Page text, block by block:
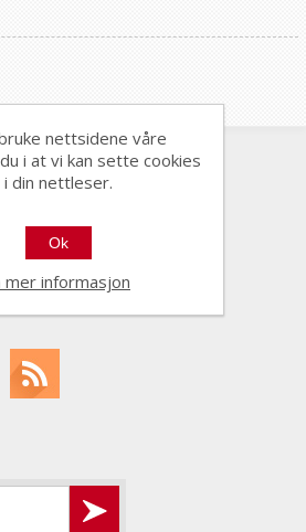
nettsidene våre
i at vi kan sette cookies
i din nettleser.
Ok
mer informasjon